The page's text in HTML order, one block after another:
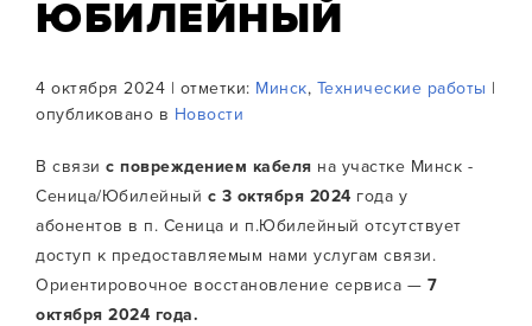
ЮБИЛЕЙНЫЙ
4 октября 2024 | отметки: Минск, Технические работы |
опубликовано в Новости
В связи с повреждением кабеля на участке Минск -
Сеница/Юбилейный с 3 октября 2024 года у
абонентов в п. Сеница и п.Юбилейный отсутствует
доступ к предоставляемым нами услугам связи.
Ориентировочное восстановление сервиса — 7
октября 2024 года.